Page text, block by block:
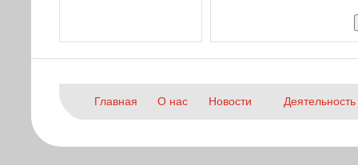
Главная О нас Новости Деятельность